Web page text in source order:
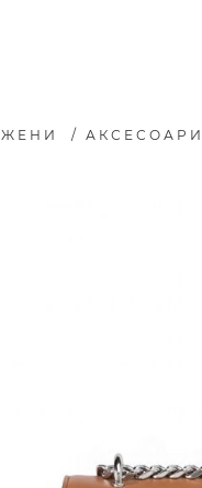
ЖЕНИ / АКСЕСОАРИ